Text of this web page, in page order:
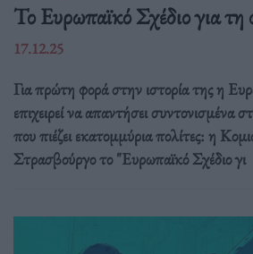
Το Ευρωπαϊκό Σχέδιο για τη
17.12.25
Για πρώτη φορά στην ιστορία της η
επιχειρεί να απαντήσει συντονισμένα
που πιέζει εκατομμύρια πολίτες: η
Στρασβούργο το "Ευρωπαϊκό Σχέδιο γι